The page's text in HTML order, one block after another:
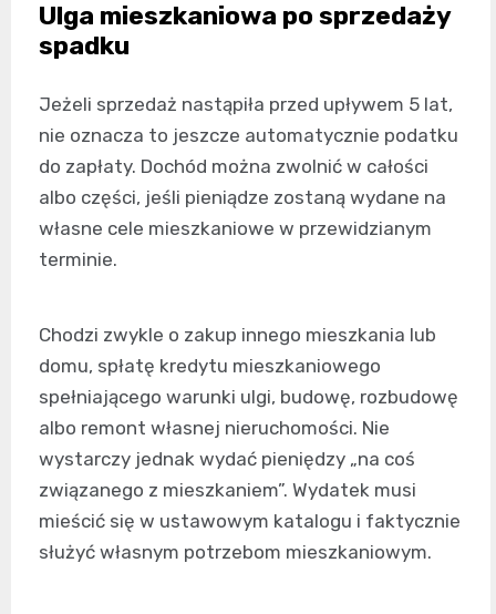
Ulga mieszkaniowa po sprzedaży
spadku
Jeżeli sprzedaż nastąpiła przed upływem 5 lat,
nie oznacza to jeszcze automatycznie podatku
do zapłaty. Dochód można zwolnić w całości
albo części, jeśli pieniądze zostaną wydane na
własne cele mieszkaniowe w przewidzianym
terminie.
Chodzi zwykle o zakup innego mieszkania lub
domu, spłatę kredytu mieszkaniowego
spełniającego warunki ulgi, budowę, rozbudowę
albo remont własnej nieruchomości. Nie
wystarczy jednak wydać pieniędzy „na coś
związanego z mieszkaniem”. Wydatek musi
mieścić się w ustawowym katalogu i faktycznie
służyć własnym potrzebom mieszkaniowym.